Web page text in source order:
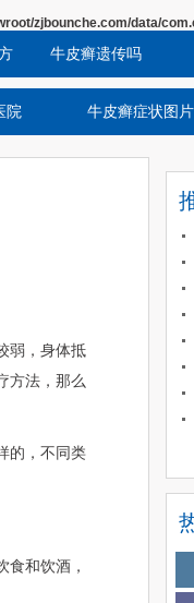
zjbounche.com/data/
牛皮癣遗传吗
院 牛皮癣症状图片
弱，身体抵
方法，那么
的，不同类
和饮酒，